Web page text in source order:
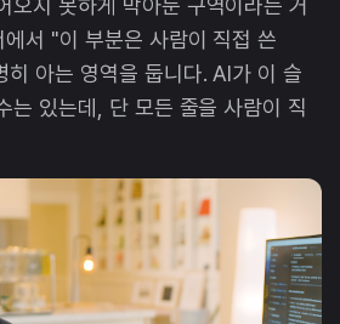
오지 못하게 막아둔 구역이라는 거
서 "이 부분은 사람이 직접 쓴
히 아는 영역을 둡니다. AI가 이 슬
는 있는데, 단 모든 줄을 사람이 직